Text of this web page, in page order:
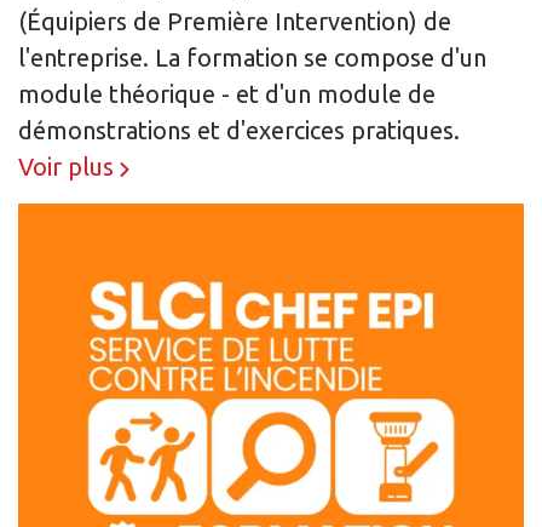
(Équipiers de Première Intervention) de
l'entreprise. La formation se compose d'un
module théorique - et d'un module de
démonstrations et d'exercices pratiques.
Voir plus